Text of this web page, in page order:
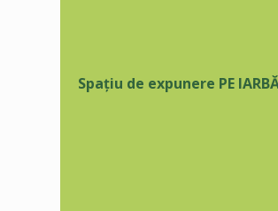
Spațiu de expunere PE